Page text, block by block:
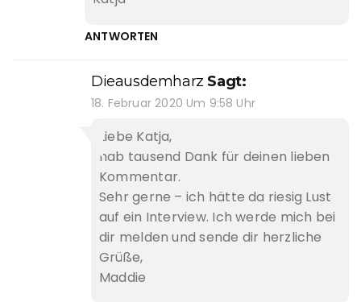
ANTWORTEN
Dieausdemharz Sagt:
18. Februar 2020 Um 9:58 Uhr
Liebe Katja,
hab tausend Dank für deinen lieben
Kommentar.
Sehr gerne – ich hätte da riesig Lust
auf ein Interview. Ich werde mich bei
dir melden und sende dir herzliche
Grüße,
Maddie